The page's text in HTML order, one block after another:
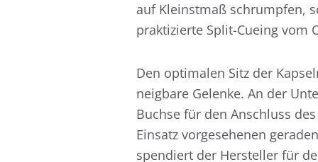
auf Kleinstmaß schrumpfen,
praktizierte Split-Cueing vom
Den optimalen Sitz der
neigbare Gelenke. An der
Buchse für den Anschluss
Einsatz vorgesehenen
spendiert der Hersteller für